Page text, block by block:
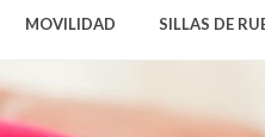
MOVILIDAD SILLAS DE